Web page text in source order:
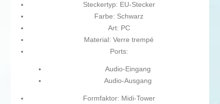
Steckertyp: EU-Stecker
Farbe: Schwarz
Art: PC
Material: Verre trempé
Ports:
Audio-Eingang
Audio-Ausgang
Formfaktor: Midi-Tower